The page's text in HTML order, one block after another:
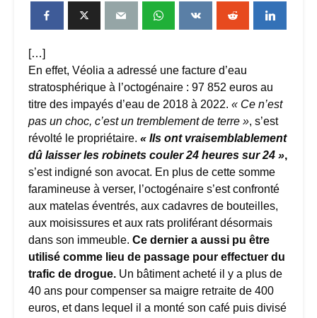
[…]
En effet, Véolia a adressé une facture d’eau
stratosphérique à l’octogénaire : 97 852 euros au
titre des impayés d’eau de 2018 à 2022. « Ce n’est
pas un choc, c’est un tremblement de terre », s’est
révolté le propriétaire. « Ils ont vraisemblablement
dû laisser les robinets couler 24 heures sur 24 »,
s’est indigné son avocat. En plus de cette somme
faramineuse à verser, l’octogénaire s’est confronté
aux matelas éventrés, aux cadavres de bouteilles,
aux moisissures et aux rats proliférant désormais
dans son immeuble. Ce dernier a aussi pu être
utilisé comme lieu de passage pour effectuer du
trafic de drogue. Un bâtiment acheté il y a plus de
40 ans pour compenser sa maigre retraite de 400
euros, et dans lequel il a monté son café puis divisé